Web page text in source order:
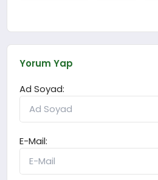
Yorum Yap
Ad Soyad:
E-Mail: